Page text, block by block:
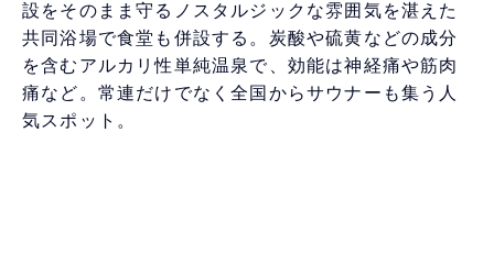
設をそのまま守るノスタルジックな雰囲気を湛えた
共同浴場で食堂も併設する。炭酸や硫黄などの成分
を含むアルカリ性単純温泉で、効能は神経痛や筋肉
痛など。常連だけでなく全国からサウナーも集う人
気スポット。